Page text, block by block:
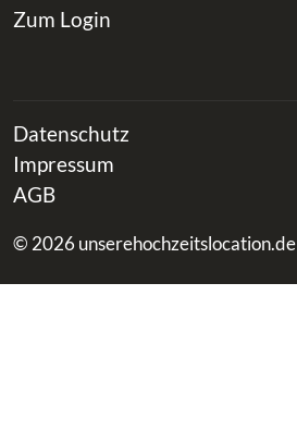
Zum Login
Datenschutz
Impressum
AGB
© 2026 unserehochzeitslocation.de